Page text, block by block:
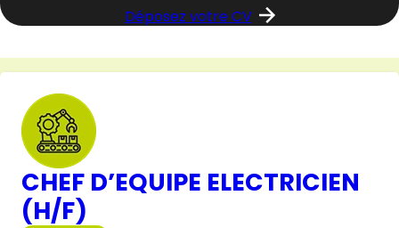
Déposez votre CV
CHEF D’EQUIPE ELECTRICIEN
(H/F)